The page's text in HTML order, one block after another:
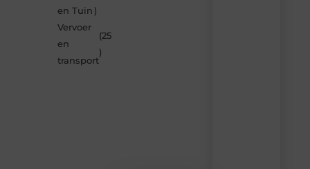
en Tuin )
Vervoer
en
transport
(25
)